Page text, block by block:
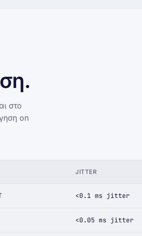
στο
on
JITTER
<0.1 ms jitter
<0.05 ms jitter